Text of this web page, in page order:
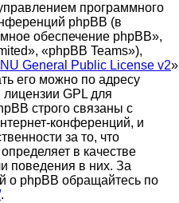
программного
phpBB (в
обеспечение phpBB»,
«phpBB Teams»),
General Public License v2»
его можно по адресу
GPL для
строго связаны с
конференций, и
за то, что
в качестве
поведения в них. За
о phpBB обращайтесь по
.